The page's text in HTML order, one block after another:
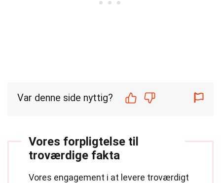
Var denne side nyttig?
Vores forpligtelse til
troværdige fakta
Vores engagement i at levere troværdigt